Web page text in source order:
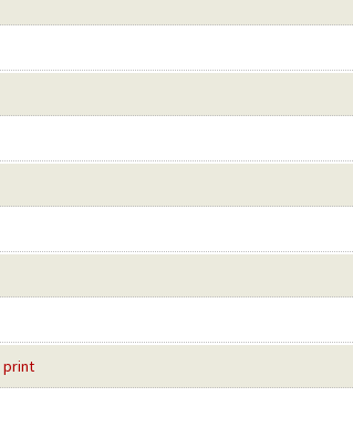
print